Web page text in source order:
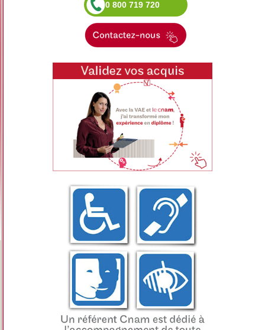
0 800 719 720